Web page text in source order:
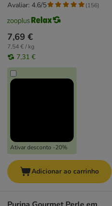
7,69 €
7,54 € / kg
7,31 €
Ativar desconto -20%
Avaliar: 4.6/5 (156)
Adicionar ao carrinho